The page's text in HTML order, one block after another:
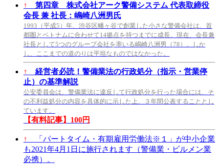
↑
第四章 株式会社アーク警備システム 代表取締役
会長 兼 社長：嶋崎八洲男氏
1993（平成5）年、渋谷区幡ヶ谷で創業した小さな警備会社は、首
都圏とベトナムに合わせて14拠点を持つまでに成長。現在、会長兼
社長として5つのグループ会社を率いる嶋崎八洲男（78）。しか
し、ここまでの道のりは平坦なものではなかった。
↑
経営者必読！警備業法の行政処分（指示・営業停
止）の基準解説
公安委員会は、警備業法に違反して行政処分を行った場合には、そ
の不利益処分の内容を具体的に示した上、３年間公表することとし
ています。
【有料記事】100円
↑
「パートタイム・有期雇用労働法※１」が中小企業
も2021年4月1日に施行されます（警備業・ビルメン業
必携）。